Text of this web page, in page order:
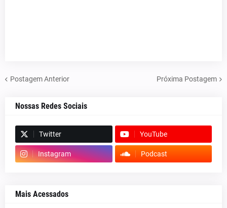
Postagem Anterior Próxima Postagem
Nossas Redes Sociais
Twitter YouTube
Instagram Podcast
Mais Acessados